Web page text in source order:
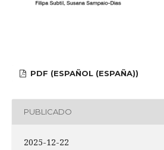
PDF (ESPAÑOL (ESPAÑA))
PUBLICADO
2025-12-22